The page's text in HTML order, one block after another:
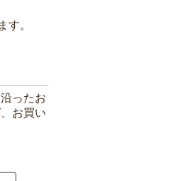
す。
ったお
お買い